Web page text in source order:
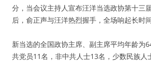
分，当会议主持人宣布汪洋当选政协第十三
后，俞正声与汪洋热烈握手，全场响起长时间
新当选的全国政协主席、副主席平均年龄为
共党员11名，非中共人士13名，少数民族人